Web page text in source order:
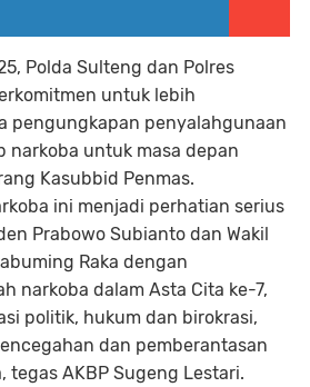
Polda Sulteng dan Polres
untuk lebih
pengungkapan penyalahgunaan
narkoba untuk masa depan
Kasubbid Penmas.
ini menjadi perhatian serius
Prabowo Subianto dan Wakil
Raka dengan
narkoba dalam Asta Cita ke-7,
politik, hukum dan birokrasi,
dan pemberantasan
tegas AKBP Sugeng Lestari.